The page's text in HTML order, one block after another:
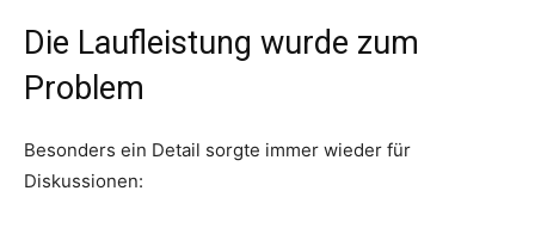
Die Laufleistung wurde zum
Problem
Besonders ein Detail sorgte immer wieder für
Diskussionen: